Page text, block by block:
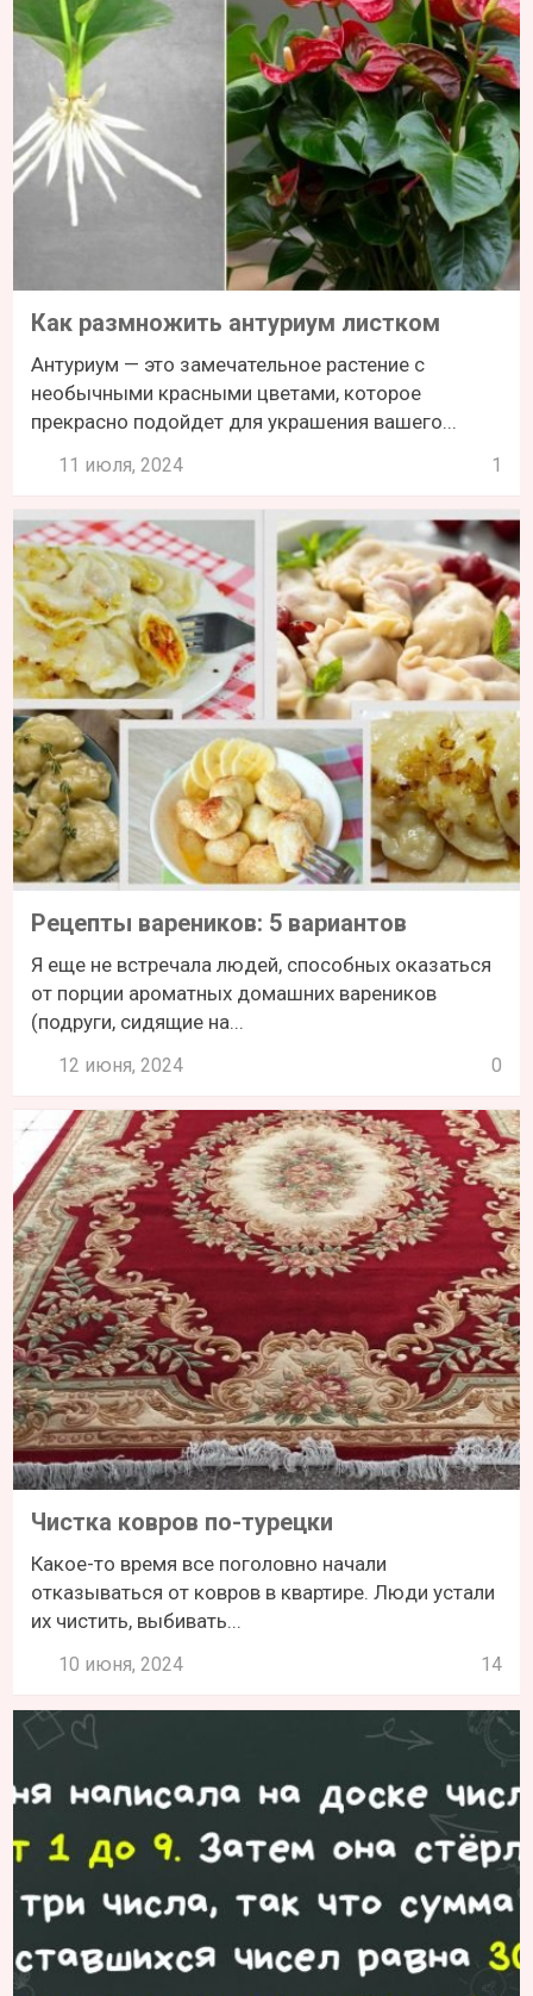
Как размножить антуриум листком
Антуриум — это замечательное растение с
необычными красными цветами, которое
прекрасно подойдет для украшения вашего...
11 июля, 2024 1
Рецепты вареников: 5 вариантов
Я еще не встречала людей, способных оказаться
от порции ароматных домашних вареников
(подруги, сидящие на...
12 июня, 2024 0
Чистка ковров по-турецки
Какое-то время все поголовно начали
отказываться от ковров в квартире. Люди устали
их чистить, выбивать...
10 июня, 2024 14